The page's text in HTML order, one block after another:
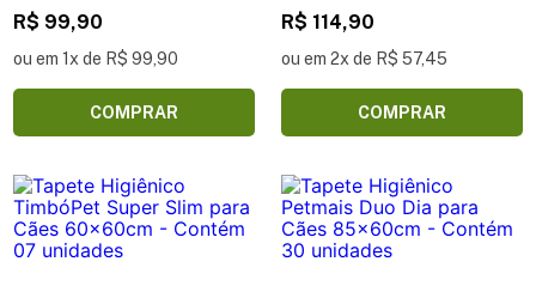
R$ 99,90
ou em 1x de R$ 99,90
COMPRAR
R$ 114,90
ou em 2x de R$ 57,45
COMPRAR